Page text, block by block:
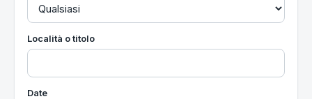
Località o titolo
Date